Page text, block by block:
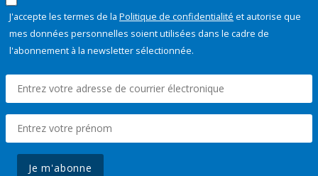
J'accepte les termes de la Politique de confidentialité et autorise que
mes données personnelles soient utilisées dans le cadre de
l'abonnement à la newsletter sélectionnée.
Je m'abonne